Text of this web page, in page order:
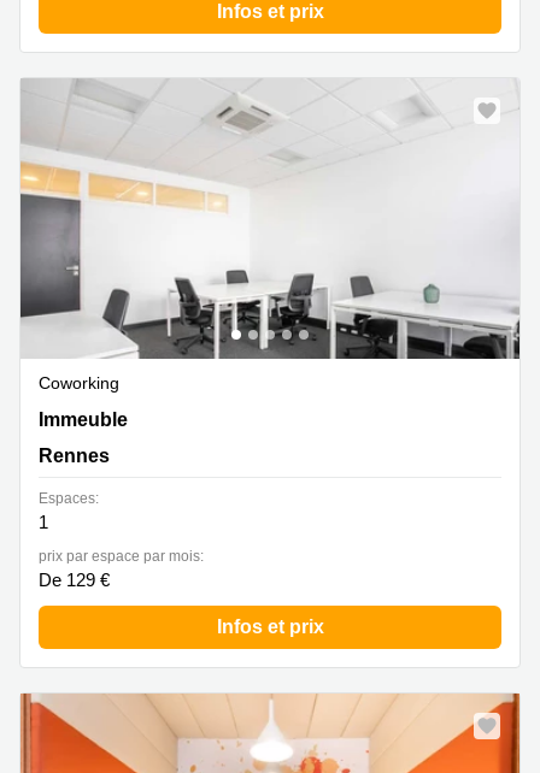
Infos et prix
Coworking
Immeuble 3 Soleils,20 rue d'Isly, Rennes
Immeuble
Rennes
Espaces:
1
prix par espace par mois:
De 129 €
Infos et prix